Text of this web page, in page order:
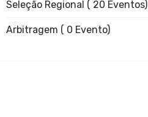
Seleção Regional ( 20 Eventos)
Arbitragem ( 0 Evento)